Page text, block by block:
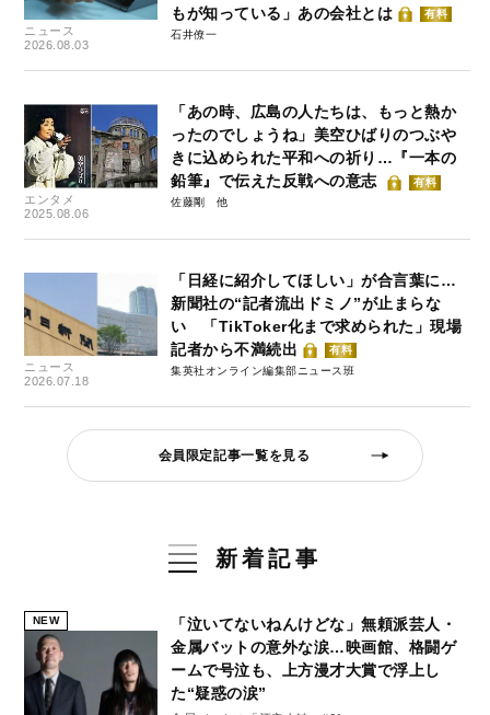
ニュース
2026.08.03
もが知っている」あの会社とは
有料
石井僚一
エンタメ
2025.08.06
「あの時、広島の人たちは、もっと熱か
ったのでしょうね」美空ひばりのつぶや
きに込められた平和への祈り…『一本の
鉛筆』で伝えた反戦への意志
有料
佐藤剛
ニュース
2026.07.18
「日経に紹介してほしい」が合言葉に…
新聞社の“記者流出ドミノ”が止まらな
い 「TikToker化まで求められた」現場
記者から不満続出
有料
集英社オンライン編集部ニュース班
会員限定記事一覧を見る
新着記事
NEW
「泣いてないねんけどな」無頼派芸人・
金属バットの意外な涙…映画館、格闘ゲ
ームで号泣も、上方漫才大賞で浮上し
た“疑惑の涙”